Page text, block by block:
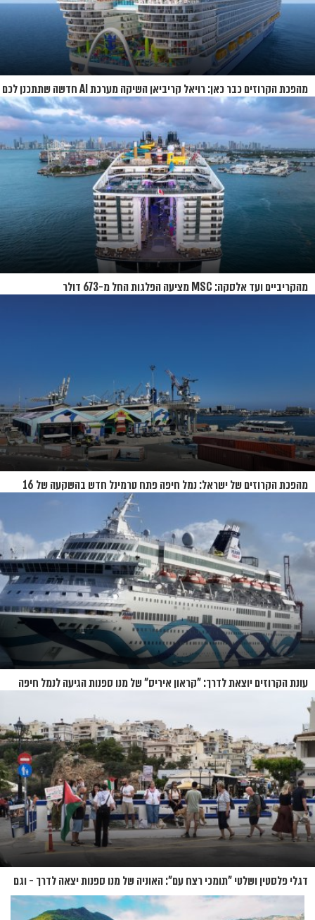
מהפכת הקרוזים כבר כאן: רויאל קריביאן השיקה מערכת AI חדשה שתתכנן לכם
את כל ההפלגה
מהקריביים ועד אלסקה: MSC מציעה הפלגות החל מ-673 דולר
מהפכת הקרוזים של ישראל: נמל חיפה פתח טרמינל חדש בהשקעה של 16
עונת הקרוזים יוצאת לדרך: "קראון איריס" של מנו ספנות הגיעה לנמל חיפה
דגלי פלסטין ושלטי "תומכי רצח עם": האוניה של מנו ספנות יצאה לדרך - וגם
המחאות